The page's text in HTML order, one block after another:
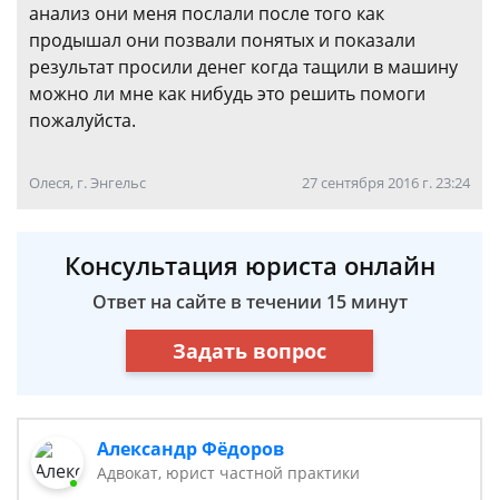
анализ они меня послали после того как
продышал они позвали понятых и показали
результат просили денег когда тащили в машину
можно ли мне как нибудь это решить помоги
пожалуйста.
Олеся, г. Энгельс 27 сентября 2016 г. 23:24
Консультация юриста онлайн
Ответ на сайте в течении 15 минут
Задать вопрос
Александр Фёдоров
Адвокат, юрист частной практики